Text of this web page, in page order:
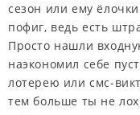
сезон или ему
пофиг, ведь есть
Просто нашли
наэкономил себе
лотерею или смс-
тем больше ты не